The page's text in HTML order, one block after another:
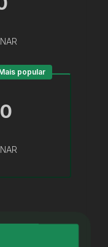
popular